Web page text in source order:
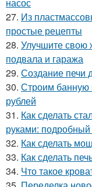
27. Из
простые рецепты
28. Улучшите свою
подвала и гаража
29. Создание печи
30. Строим банную
рублей
31. Как сделать
руками:
32. Как сделать
33. Как сделать
34. Что такое